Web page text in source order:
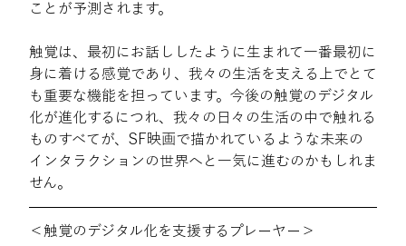
ことが予測されます。
触覚は、最初にお話ししたように生まれて一番最初に
身に着ける感覚であり、我々の生活を支える上でとて
も重要な機能を担っています。今後の触覚のデジタル
化が進化するにつれ、我々の日々の生活の中で触れる
ものすべてが、SF映画で描かれているような未来の
インタラクションの世界へと一気に進むのかもしれま
せん。
＜触覚のデジタル化を支援するプレーヤー＞